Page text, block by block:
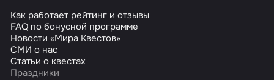
Как работает рейтинг и отзывы
FAQ по бонусной программе
Новости «Мира Квестов»
СМИ о нас
Статьи о квестах
Праздники